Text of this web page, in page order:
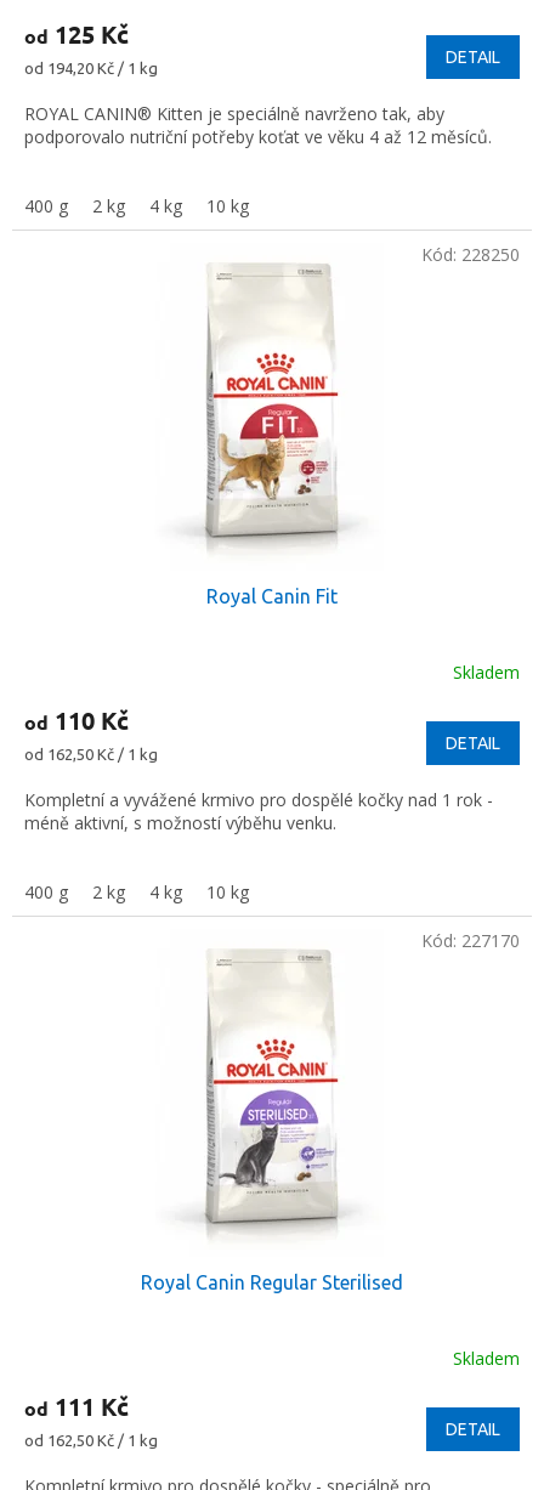
od 125 Kč
Měrná
od 194,20 Kč / 1 kg
DETAIL
ROYAL CANIN® Kitten je speciálně navrženo tak, aby
podporovalo nutriční potřeby koťat ve věku 4 až 12 měsíců.
400 g 2 kg 4 kg 10 kg
Royal Canin Fit
Skladem
od 110 Kč
Měrná
od 162,50 Kč / 1 kg
DETAIL
Kompletní a vyvážené krmivo pro dospělé kočky nad 1 rok -
méně aktivní, s možností výběhu venku.
400 g 2 kg 4 kg 10 kg
Kód: 228250
Royal Canin Regular Sterilised
Skladem
od 111 Kč
Měrná
od 162,50 Kč / 1 kg
DETAIL
Kód: 227170